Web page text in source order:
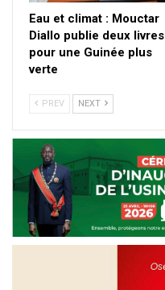
Eau et climat : Mouctar
Diallo publie deux livres
pour une Guinée plus
verte
PREV NEXT